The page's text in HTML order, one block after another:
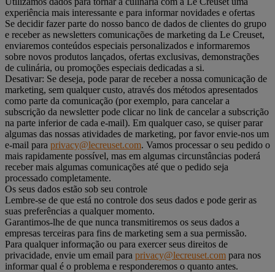
experiência mais interessante e para informar novidades e ofertas
Se decidir fazer parte do nosso banco de dados de clientes do grupo
e receber as newsletters comunicações de marketing da Le Creuset,
enviaremos conteúdos especiais personalizados e informaremos
sobre novos produtos lançados, ofertas exclusivas, demonstrações
de culinária, ou promoções especiais dedicadas a si.
Desativar: Se deseja, pode parar de receber a nossa comunicação de
marketing, sem qualquer custo, através dos métodos apresentados
como parte da comunicação (por exemplo, para cancelar a
subscrição da newsletter pode clicar no link de cancelar a subscrição
na parte inferior de cada e-mail). Em qualquer caso, se quiser parar
algumas das nossas atividades de marketing, por favor envie-nos um
e-mail para privacy@lecreuset.com. Vamos processar o seu pedido o
mais rapidamente possível, mas em algumas circunstâncias poderá
receber mais algumas comunicações até que o pedido seja
processado completamente.
Os seus dados estão sob seu controle
Lembre-se de que está no controle dos seus dados e pode gerir as
suas preferências a qualquer momento.
Garantimos-lhe de que nunca transmitiremos os seus dados a
empresas terceiras para fins de marketing sem a sua permissão.
Para qualquer informação ou para exercer seus direitos de
privacidade, envie um email para privacy@lecreuset.com para nos
informar qual é o problema e responderemos o quanto antes.